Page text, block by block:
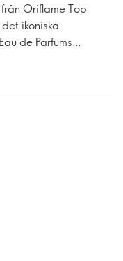
Oriflame Top
ikoniska
de Parfums